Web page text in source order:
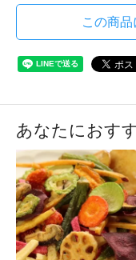
この商
あなたにおす